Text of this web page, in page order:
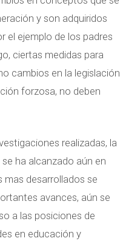
y son adquiridos
el ejemplo de los padres
ciertas medidas para
cambios en la legislación
forzosa, no deben
realizadas, la
ha alcanzado aún en
mas desarrollados se
avances, aún se
a las posiciones de
en educación y